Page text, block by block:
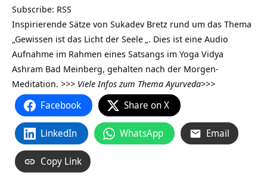
Subscribe: RSS
Inspirierende Sätze von Sukadev Bretz rund um das Thema
„Gewissen ist das Licht der Seele „. Dies ist eine Audio
Aufnahme im Rahmen eines Satsangs im Yoga Vidya
Ashram Bad Meinberg, gehalten nach der Morgen-
Meditation. >>> Viele Infos zum Thema Ayurveda>>>
Facebook Share on X
LinkedIn WhatsApp Email
Copy Link